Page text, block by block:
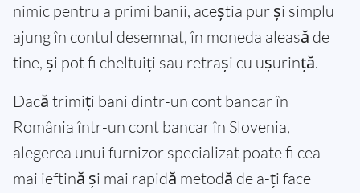
nimic pentru a primi banii, aceștia pur și simplu
ajung în contul desemnat, în moneda aleasă de
tine, și pot fi cheltuiți sau retrași cu ușurință.
Dacă trimiți bani dintr-un cont bancar în
România într-un cont bancar în Slovenia,
alegerea unui furnizor specializat poate fi cea
mai ieftină și mai rapidă metodă de a-ți face